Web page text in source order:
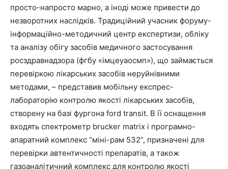
просто-напросто марно, а іноді може привести до
незворотних наслідків. Традиційний учасник форуму-
інформаційно-методичний центр експертизи, обліку
та аналізу обігу засобів медичного застосування
росздравнадзора (фгбу «імцеуаосмп»), що займається
перевіркою лікарських засобів неруйнівними
методами, – представив мобільну експрес-
лабораторію контролю якості лікарських засобів,
створену на базі фургона ford transit. В її оснащення
входять спектрометр brucker matrix і програмно-
апаратний комплекс “міні-рам 532”, призначені для
перевірки автентичності препаратів, а також
газоаналітичний комплекс для контролю якості